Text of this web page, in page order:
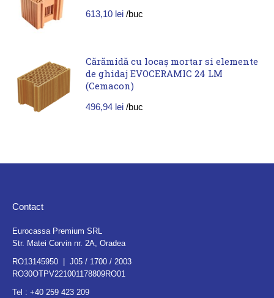
613,10 lei /buc
Cărămidă cu locaș mortar si elemente
de ghidaj EVOCERAMIC 24 LM
(Cemacon)
496,94 lei /buc
Contact
Eurocassa Premium SRL
Str. Matei Corvin nr. 2A, Oradea
RO13145950 | J05 / 1700 / 2003
RO30OTPV221001178809RO01
Tel : +40 259 423 209